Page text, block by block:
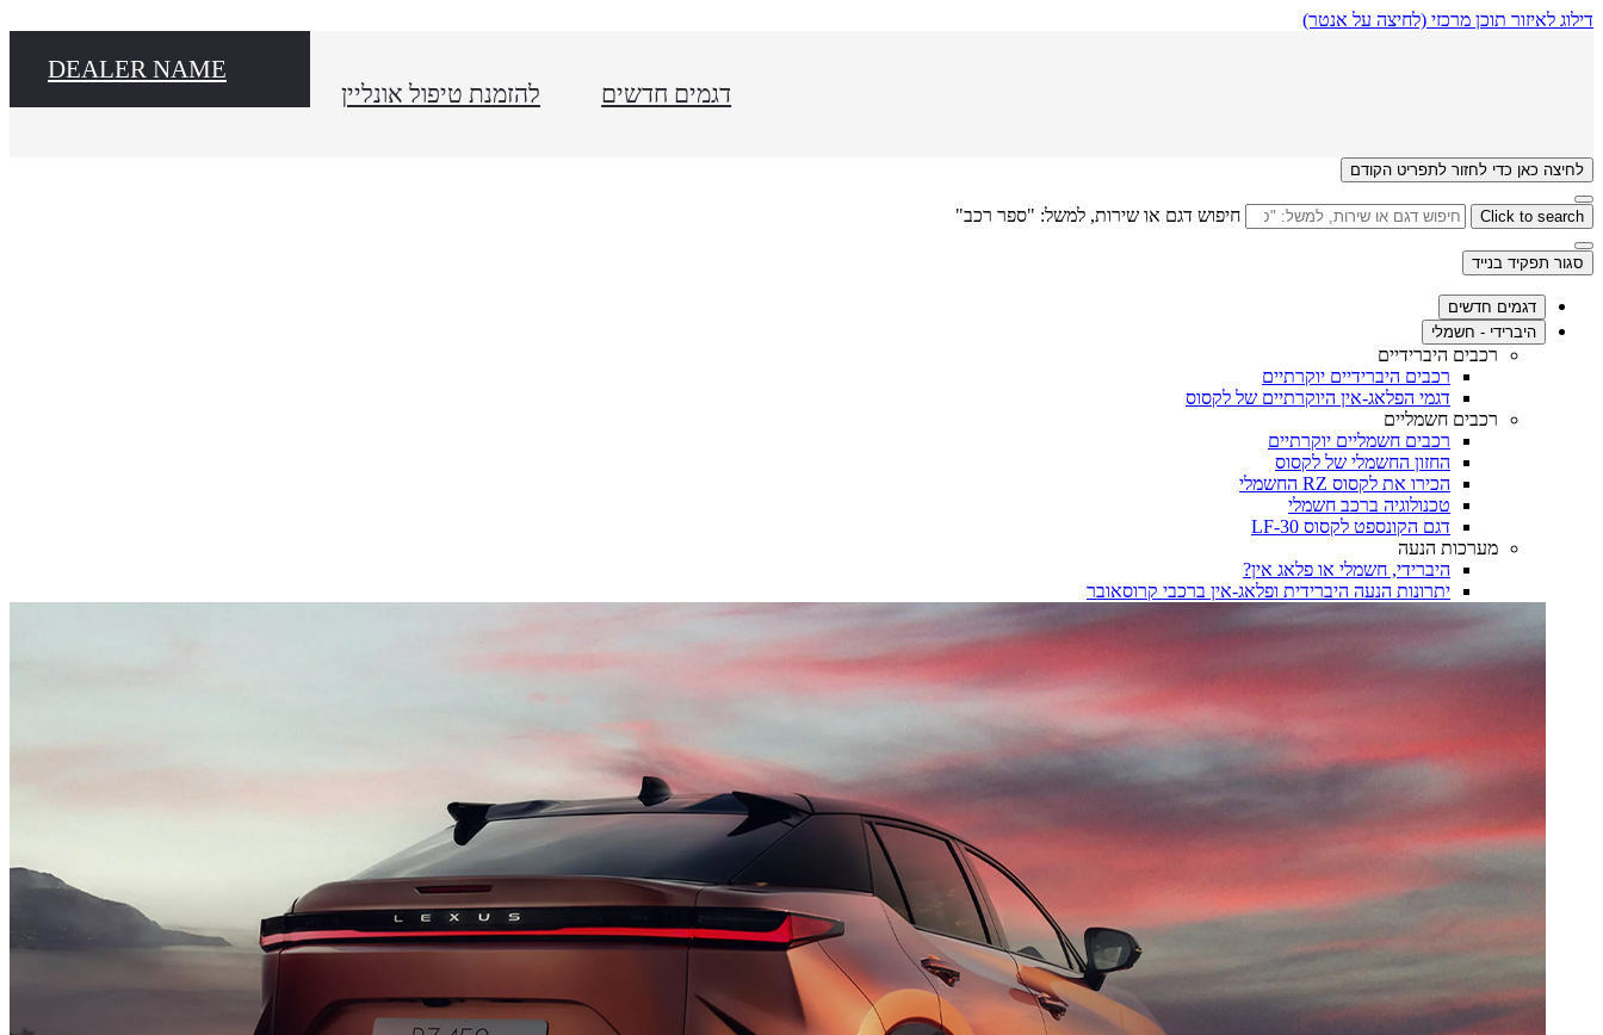
דילוג לאיזור תוכן מרכזי (לחיצה על אנטר)
דגמים חדשים להזמנת טיפול אונליין
DEALER NAME
לחיצה כאן כדי לחזור לתפריט הקודם
Click to search חיפוש דגם או שירות, למשל: "ספר רכב"
סגור תפקיד בנייד
דגמים חדשים
היברידי - חשמלי
רכבים היברידיים
רכבים היברידיים יוקרתיים
דגמי הפלאג-אין היוקרתיים של לקסוס
רכבים חשמליים
רכבים חשמליים יוקרתיים
החזון החשמלי של לקסוס
הכירו את לקסוס RZ החשמלי
טכנולוגיה ברכב חשמלי
דגם הקונספט לקסוס LF-30
מערכות הנעה
היברידי, חשמלי או פלאג אין?
יתרונות הנעה היברידית ופלאג-אין ברכבי קרוסאובר